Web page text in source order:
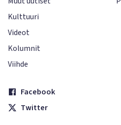
Kulttuuri
Videot
Kolumnit
Viihde
Facebook
Twitter